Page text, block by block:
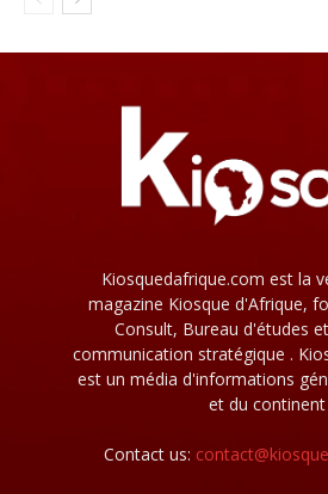
Kiosquedafrique.com est la
magazine Kiosque d'Afrique,
Consult, Bureau d'études
communication stratégique .
est un média d'informations
et du continent
Contact us: